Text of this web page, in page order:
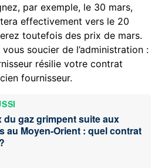
par exemple, le 30 mars,
effectivement vers le 20
toutefois des prix de mars.
soucier de l’administration :
résilie votre contrat
fournisseur.
du gaz grimpent suite aux
au Moyen-Orient : quel contrat